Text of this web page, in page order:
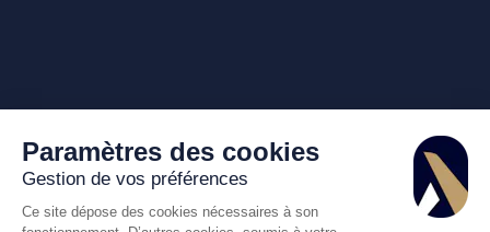
Paramètres des cookies
Gestion de vos préférences
Ce site dépose des cookies nécessaires à son